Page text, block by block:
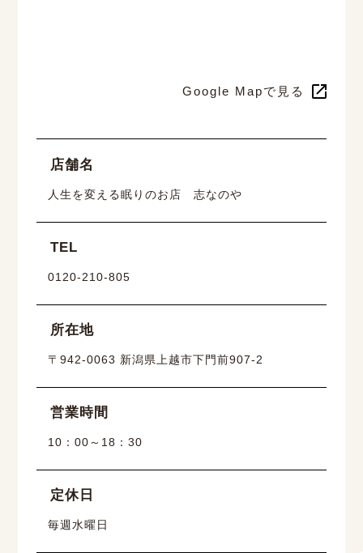
Google Mapで見る
店舗名
人生を変える眠りのお店 志なのや
TEL
0120-210-805
所在地
〒942-0063 新潟県上越市下門前907-2
営業時間
10：00～18：30
定休日
毎週水曜日